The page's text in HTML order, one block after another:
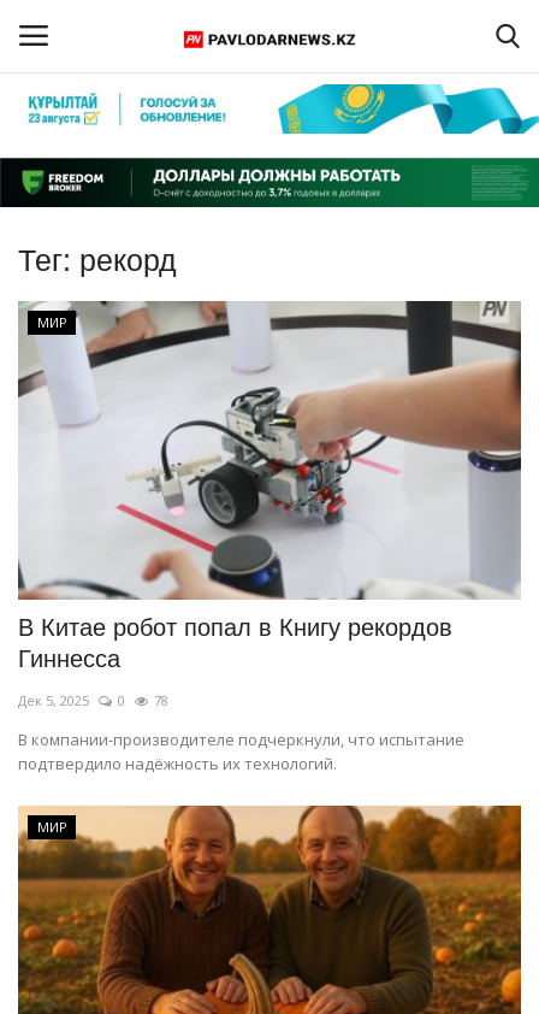
Регистрация
Главная
Обратная связь
ПАВЛОДАРСКАЯ ОБЛАСТЬ
КАЗАХСТАН
СПЕЦПРОЕКТЫ
СПОРТ
Чек-лист
РАЗВЛЕЧЕНИЯ
OFFICIAL
Курултай
Язык
Қазақша Русский
Тег: рекорд
МИР
В Китае робот попал в Книгу рекордов
Гиннесса
Дек 5, 2025 0 78
В компании-производителе подчеркнули, что испытание
подтвердило надёжность их технологий.
МИР